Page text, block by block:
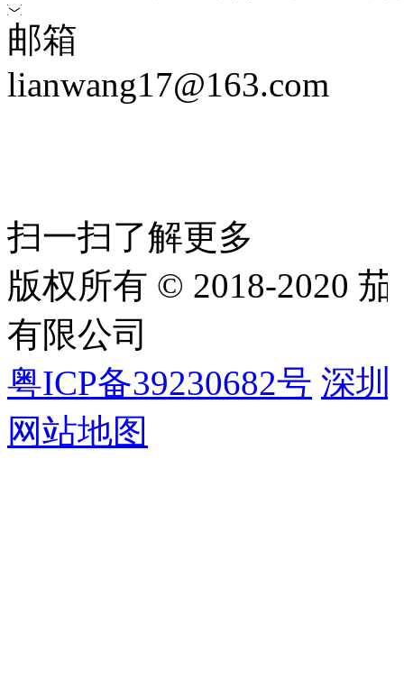
邮箱
lianwang17@163.com
扫一扫了解更多
版权所有 © 2018-2020
有限公司
粤ICP备39230682号 深圳
网站地图